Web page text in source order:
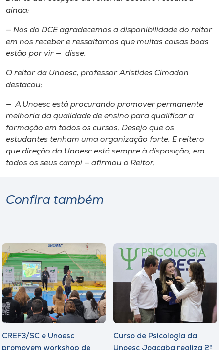
ainda:
— Nós do DCE agradecemos a disponibilidade do reitor
em nos receber e ressaltamos que muitas coisas boas
estão por vir — disse.
O reitor da Unoesc, professor Aristides Cimadon
destacou:
— A Unoesc está procurando promover permanente
melhoria da qualidade de ensino para qualificar a
formação em todos os cursos. Desejo que os
estudantes tenham uma organização forte. E reitero
que direção da Unoesc está sempre à disposição, em
todos os seus campi — afirmou o Reitor.
Confira também
CREF3/SC e Unoesc
promovem workshop de
Curso de Psicologia da
Unoesc Joaçaba realiza 2ª